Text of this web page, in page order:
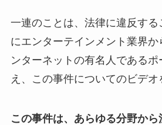
一連のことは、法律に違反す
にエンターテインメント業界か
ンターネットの有名人であるポ
え、この事件についてのビデオ
この事件は、あらゆる分野か